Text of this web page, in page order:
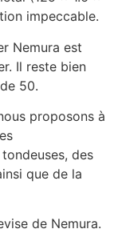
impeccable.
Nemura est
Il reste bien
50.
proposons à
des
que de la
de Nemura.